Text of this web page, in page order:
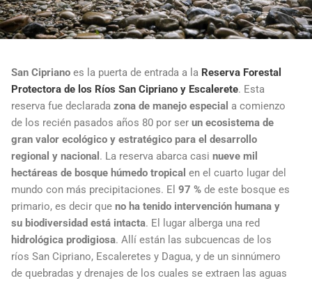
San Cipriano es la puerta de entrada a la Reserva Forestal
Protectora de los Ríos San Cipriano y Escalerete. Esta
reserva fue declarada zona de manejo especial a comienzo
de los recién pasados años 80 por ser un ecosistema de
gran valor ecológico y estratégico para el desarrollo
regional y nacional . La reserva abarca casi nueve mil
hectáreas de bosque húmedo tropical en el cuarto lugar del
mundo con más precipitaciones. El 97 % de este bosque es
primario, es decir que no ha tenido intervención humana y
su biodiversidad está intacta. El lugar alberga una red
hidrológica prodigiosa. Allí están las subcuencas de los
ríos San Cipriano, Escaleretes y Dagua, y de un sinnúmero
de quebradas y drenajes de los cuales se extraen las aguas